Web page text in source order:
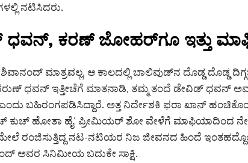
ನಟಿಸಿದರು.
ಧವನ್, ಕರಣ್ ಜೋಹರ್‌ಗೂ ಇತ್ತು
ಶಿವಾನಂದ್ ಮಾತ್ರವಲ್ಲ, ಆ ಕಾಲದಲ್ಲಿ ಬಾಲಿವುಡ್‌ನ ದೊಡ್ಡ ದೊಡ್ಡ
ಧವನ್ ಇತ್ತೀಚೆಗೆ ಮಾತನಾಡಿ, ತಮ್ಮ ತಂದೆ ಡೇವಿಡ್ ಧವನ್
ಎಂದು ಬಹಿರಂಗಪಡಿಸಿದ್ದಾರೆ. ಅತ್ತ ನಿರ್ದೇಶಕಿ ಫರಾ ಖಾನ್
ಕುಚ್ ಹೋತಾ ಹೈ’ ಪ್ರೀಮಿಯರ್ ಶೋ ವೇಳೆಗೆ ಮಾಫಿಯಾದಿಂದ ನೇರ
ರಂಜಿಸುತ್ತಿದ್ದ ನಟ-ನಟಿಯರ ನಿಜ ಜೀವನದ ಹಿಂದೆ
ಅವರ ಸಿನಿಮೀಯ ಬದುಕೇ ಸಾಕ್ಷಿ.